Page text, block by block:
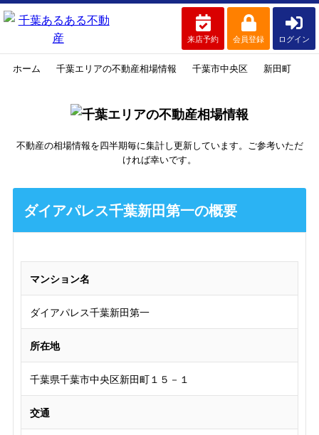
来店予約 会員登録 ログイン
ホーム 千葉エリアの不動産相場情報 千葉市中央区 新田町
不動産の相場情報を四半期毎に集計し更新しています。ご参考いただ
ければ幸いです。
ダイアパレス千葉新田第一の概要
マンション名
ダイアパレス千葉新田第一
所在地
千葉県千葉市中央区新田町１５－１
交通